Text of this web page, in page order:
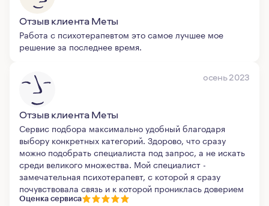
Отзыв клиента Меты
Работа с психотерапевтом это самое лучшее мое
решение за последнее время.
осень 2023
Отзыв клиента Меты
Сервис подбора максимально удобный благодаря
выбору конкретных категорий. Здорово, что сразу
можно подобрать специалиста под запрос, а не искать
среди великого множества. Мой специалист -
замечательная психотерапевт, с которой я сразу
почувствовала связь и к которой прониклась доверием
Оценка сервиса